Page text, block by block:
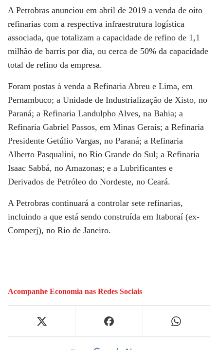
A Petrobras anunciou em abril de 2019 a venda de oito
refinarias com a respectiva infraestrutura logística
associada, que totalizam a capacidade de refino de 1,1
milhão de barris por dia, ou cerca de 50% da capacidade
total de refino da empresa.
Foram postas à venda a Refinaria Abreu e Lima, em
Pernambuco; a Unidade de Industrialização de Xisto, no
Paraná; a Refinaria Landulpho Alves, na Bahia; a
Refinaria Gabriel Passos, em Minas Gerais; a Refinaria
Presidente Getúlio Vargas, no Paraná; a Refinaria
Alberto Pasqualini, no Rio Grande do Sul; a Refinaria
Isaac Sabbá, no Amazonas; e a Lubrificantes e
Derivados de Petróleo do Nordeste, no Ceará.
A Petrobras continuará a controlar sete refinarias,
incluindo a que está sendo construída em Itaboraí (ex-
Comperj), no Rio de Janeiro.
Acompanhe Economia nas Redes Sociais